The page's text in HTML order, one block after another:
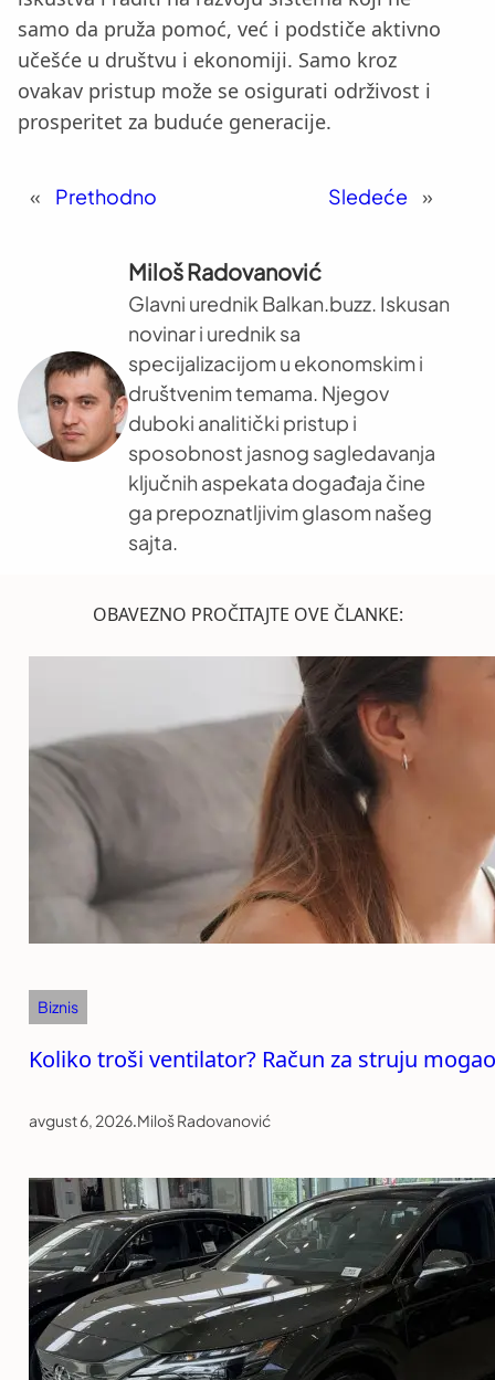
samo da pruža pomoć, već i podstiče aktivno
učešće u društvu i ekonomiji. Samo kroz
ovakav pristup može se osigurati održivost i
prosperitet za buduće generacije.
« Prethodno Sledeće »
Miloš Radovanović
Glavni urednik Balkan.buzz. Iskusan
novinar i urednik sa
specijalizacijom u ekonomskim i
društvenim temama. Njegov
duboki analitički pristup i
sposobnost jasnog sagledavanja
ključnih aspekata događaja čine
ga prepoznatljivim glasom našeg
sajta.
OBAVEZNO PROČITAJTE OVE ČLANKE:
Biznis
Koliko troši ventilator? Račun za struju
avgust 6, 2026.Miloš Radovanović